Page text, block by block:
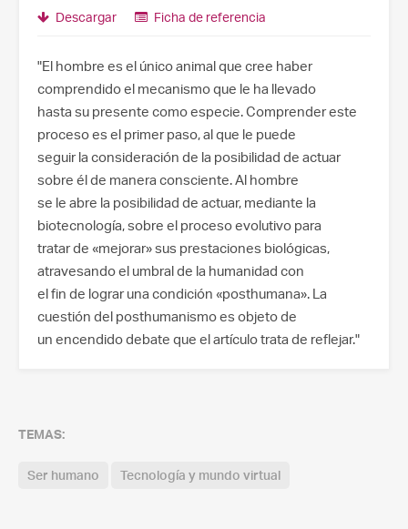
Descargar Ficha de referencia
"El hombre es el único animal que cree haber
comprendido el mecanismo que le ha llevado
hasta su presente como especie. Comprender este
proceso es el primer paso, al que le puede
seguir la consideración de la posibilidad de actuar
sobre él de manera consciente. Al hombre
se le abre la posibilidad de actuar, mediante la
biotecnología, sobre el proceso evolutivo para
tratar de «mejorar» sus prestaciones biológicas,
atravesando el umbral de la humanidad con
el fin de lograr una condición «posthumana». La
cuestión del posthumanismo es objeto de
un encendido debate que el artículo trata de reflejar."
TEMAS:
Ser humano Tecnología y mundo virtual